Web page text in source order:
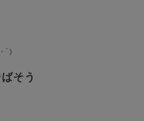
´)
そう